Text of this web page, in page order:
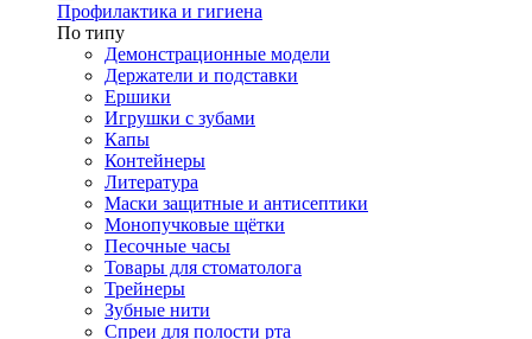
Профилактика и гигиена
По типу
Демонстрационные модели
Держатели и подставки
Ершики
Игрушки с зубами
Капы
Контейнеры
Литература
Маски защитные и антисептики
Монопучковые щётки
Песочные часы
Товары для стоматолога
Трейнеры
Зубные нити
Спреи для полости рта